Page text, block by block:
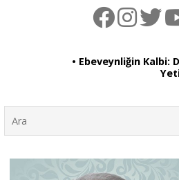
• Ebeveynliğin Kalbi:
Türkiye